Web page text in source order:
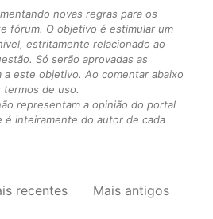
novas regras para os
fórum. O objetivo é estimular um
estritamente relacionado ao
Só serão aprovadas as
este objetivo. Ao comentar abaixo
termos de uso.
representam a opinião do portal
é inteiramente do autor de cada
recentes Mais antigos